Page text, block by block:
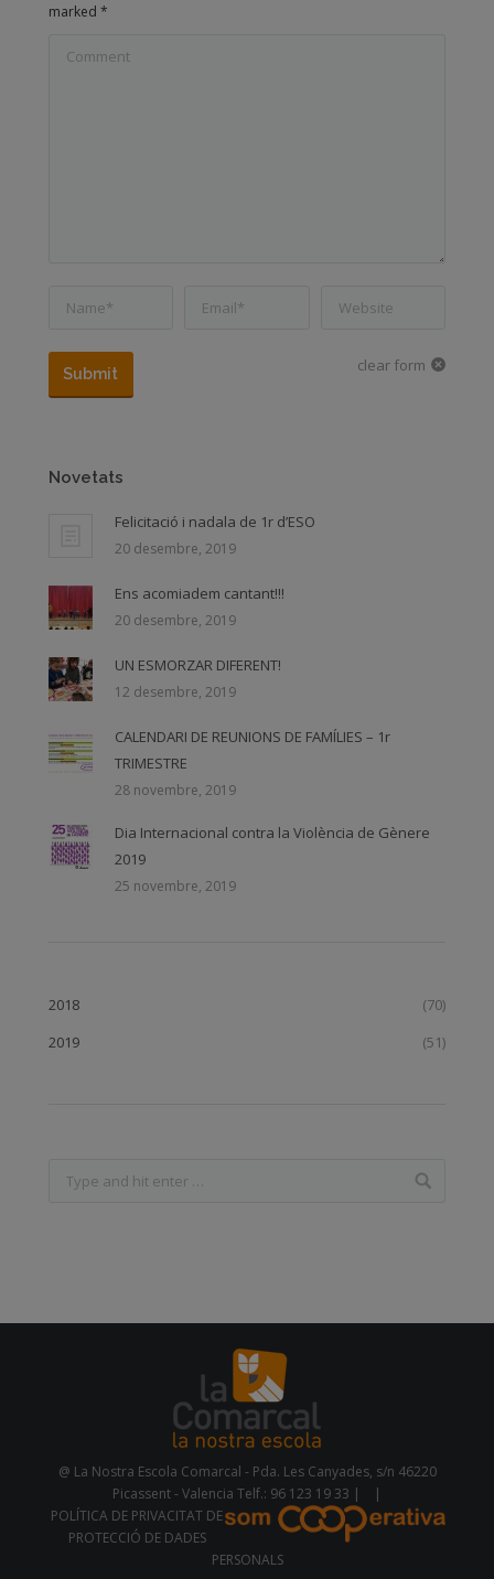
marked *
Comment
Name * Email * Website
clear form
Submit
Novetats
Felicitació i nadala de 1r d’ESO
20 desembre, 2019
Ens acomiadem cantant!!!
20 desembre, 2019
UN ESMORZAR DIFERENT!
12 desembre, 2019
CALENDARI DE REUNIONS DE FAMÍLIES – 1r
TRIMESTRE
28 novembre, 2019
Dia Internacional contra la Violència de Gènere
2019
25 novembre, 2019
2018
(70)
2019
(51)
@ La Nostra Escola Comarcal - Pda. Les Canyades, s/n 46220
Picassent - Valencia Telf.: 96 123 19 33 |
|
POLÍTICA DE PRIVACITAT DE
PROTECCIÓ DE DADES
PERSONALS